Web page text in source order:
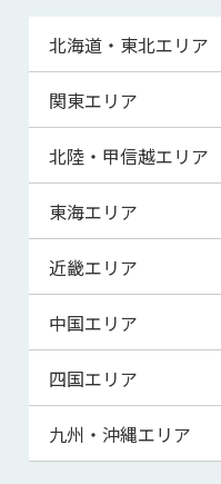
北海道・東北エリア
北海道
青森県
宮城県
秋田県
山形県
関東エリア
東京都
神奈川県
埼玉県
千葉県
茨城県
群馬県
北陸・甲信越エリア
新潟県
富山県
福井県
山梨県
長野県
東海エリア
岐阜県
静岡県
三重県
近畿エリア
滋賀県
京都府
大阪府
兵庫県
中国エリア
鳥取県
島根県
四国エリア
徳島県
九州・沖縄エリア